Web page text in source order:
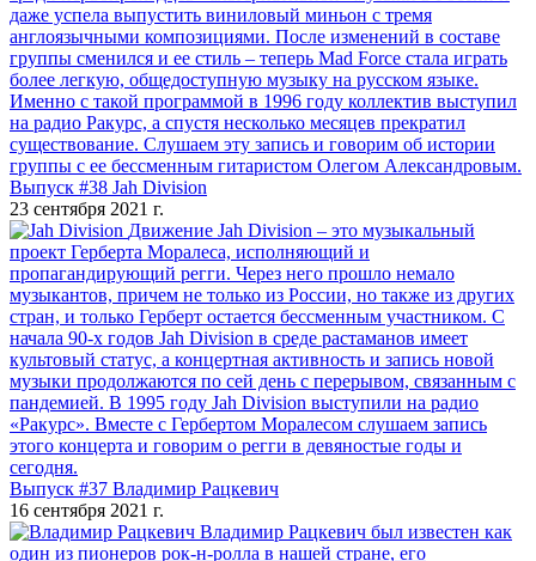
даже успела выпустить виниловый миньон с тремя
англоязычными композициями. После изменений в составе
группы сменился и ее стиль – теперь Mad Force стала играть
более легкую, общедоступную музыку на русском языке.
Именно с такой программой в 1996 году коллектив выступил
на радио Ракурс, а спустя несколько месяцев прекратил
существование. Слушаем эту запись и говорим об истории
группы с ее бессменным гитаристом Олегом Александровым.
Выпуск #38 Jah Division
23 сентября 2021 г.
Движение Jah Division – это музыкальный
проект Герберта Моралеса, исполняющий и
пропагандирующий регги. Через него прошло немало
музыкантов, причем не только из России, но также из других
стран, и только Герберт остается бессменным участником. С
начала 90-х годов Jah Division в среде растаманов имеет
культовый статус, а концертная активность и запись новой
музыки продолжаются по сей день с перерывом, связанным с
пандемией. В 1995 году Jah Division выступили на радио
«Ракурс». Вместе с Гербертом Моралесом слушаем запись
этого концерта и говорим о регги в девяностые годы и
сегодня.
Выпуск #37 Владимир Рацкевич
16 сентября 2021 г.
Владимир Рацкевич был известен как
один из пионеров рок-н-ролла в нашей стране, его